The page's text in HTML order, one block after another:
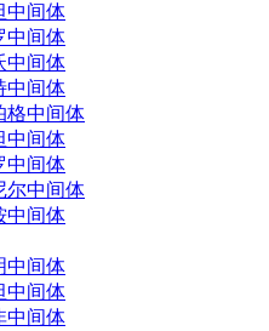
中间体
中间体
中间体
中间体
格中间体
中间体
中间体
尔中间体
中间体
中间体
中间体
中间体